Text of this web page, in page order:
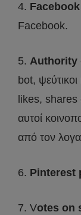
4.
Facebook.
5. Authority
bot,
likes, shares
αυτοί
από τον
6. Pinterest
7. Votes on